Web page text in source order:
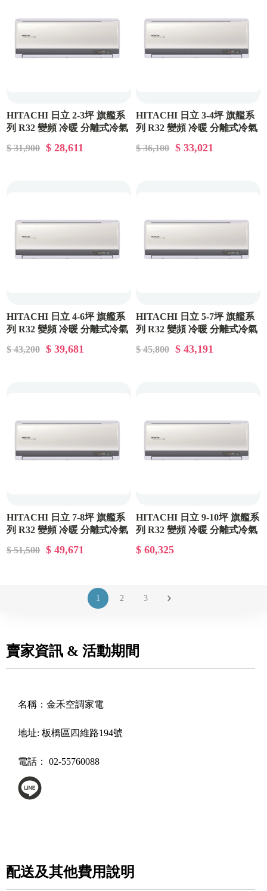
HITACHI 日立 2-3坪 旗艦系
列 R32 變頻 冷暖 分離式冷氣
$ 31,900
$ 28,611
HITACHI 日立 3-4坪 旗艦系
列 R32 變頻 冷暖 分離式冷氣
$ 36,100
$ 33,021
HITACHI 日立 4-6坪 旗艦系
列 R32 變頻 冷暖 分離式冷氣
$ 43,200
$ 39,681
HITACHI 日立 5-7坪 旗艦系
列 R32 變頻 冷暖 分離式冷氣
$ 45,800
$ 43,191
HITACHI 日立 7-8坪 旗艦系
列 R32 變頻 冷暖 分離式冷氣
$ 51,500
$ 49,671
HITACHI 日立 9-10坪 旗艦系
列 R32 變頻 冷暖 分離式冷氣
$ 60,325
1 2 3
賣家資訊 & 活動期間
名稱： 金禾空調家電
地址: 板橋區四維路194號
電話： 02-55760088
配送及其他費用說明